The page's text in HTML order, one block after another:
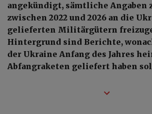
angekündigt, sämtliche Angaben
zwischen 2022 und 2026 an die
gelieferten Militärgütern
Hintergrund sind Berichte,
der Ukraine Anfang des Jahres
Abfangraketen geliefert haben